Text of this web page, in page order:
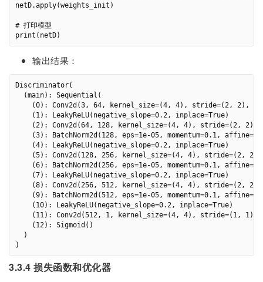
netD.apply(weights_init)
# 打印模型
输出结果：
Discriminator(
  (main): Sequential(
(0): Conv2d(3, 64, kernel_size=(4, 4), stride=(2, 2),
    (1): LeakyReLU(negative_slope=0.2, inplace=True)
(2): Conv2d(64, 128, kernel_size=(4, 4), stride=(2, 2),
(3): BatchNorm2d(128, eps=1e-05, momentum=0.1,
    (4): LeakyReLU(negative_slope=0.2, inplace=True)
(5): Conv2d(128, 256, kernel_size=(4, 4), stride=(2,
(6): BatchNorm2d(256, eps=1e-05, momentum=0.1,
    (7): LeakyReLU(negative_slope=0.2, inplace=True)
(8): Conv2d(256, 512, kernel_size=(4, 4), stride=(2,
(9): BatchNorm2d(512, eps=1e-05, momentum=0.1,
    (10): LeakyReLU(negative_slope=0.2, inplace=True)
(11): Conv2d(512, 1, kernel_size=(4, 4), stride=(1, 1),
    (12): Sigmoid()
  )
3.3.4 损失函数和优化器